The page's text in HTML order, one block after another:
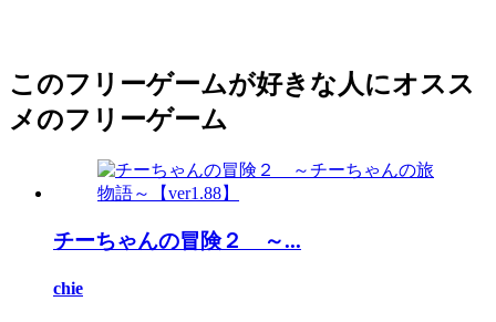
このフリーゲームが好きな人にオスス
メのフリーゲーム
チーちゃんの冒険２ ～...
chie